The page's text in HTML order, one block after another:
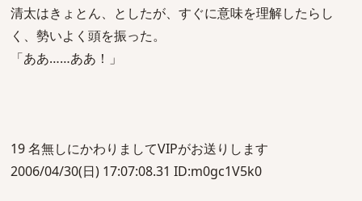
清太はきょとん、としたが、すぐに意味を理解したらし
く、勢いよく頭を振った。
「ああ……ああ！」
19 名無しにかわりましてVIPがお送りします
2006/04/30(日) 17:07:08.31 ID:m0gc1V5k0